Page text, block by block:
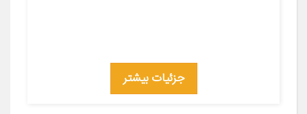
جزئیات بیشتر